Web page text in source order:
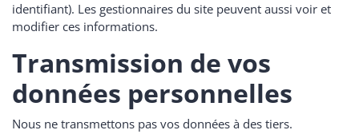
identifiant). Les gestionnaires du site peuvent aussi voir et
modifier ces informations.
Transmission de vos
données personnelles
Nous ne transmettons pas vos données à des tiers.